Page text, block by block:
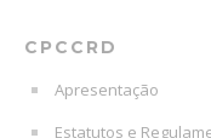
CPCCRD
Apresentação
Estatutos e